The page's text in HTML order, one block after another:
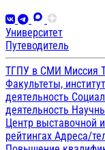
Университет
Путеводитель
ТГПУ в СМИ Миссия
Факультеты,
деятельность
деятельность
Центр выставочной
рейтингах Адреса/